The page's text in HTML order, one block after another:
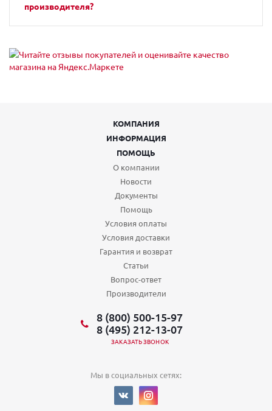
производителя?
КОМПАНИЯ
ИНФОРМАЦИЯ
ПОМОЩЬ
О компании
Новости
Документы
Помощь
Условия оплаты
Условия доставки
Гарантия и возврат
Статьи
Вопрос-ответ
Производители
8 (800) 500-15-97
8 (495) 212-13-07
ЗАКАЗАТЬ ЗВОНОК
Мы в социальных сетях: